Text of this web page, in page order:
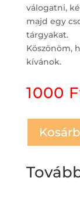
válogatni,
majd egy
tárgyakat.
Köszönöm,
kívánok.
1000